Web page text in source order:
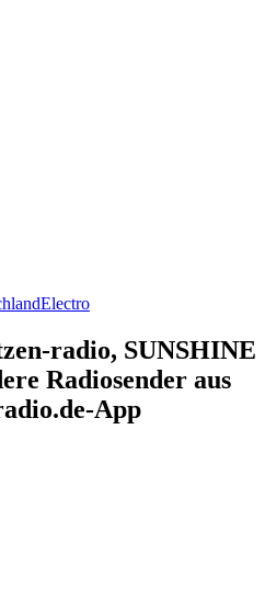
Electro
radio, SUNSHINE
Radiosender aus
App